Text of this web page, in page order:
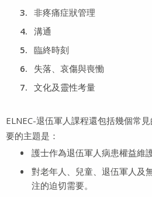
非疼痛症狀管理
溝通
臨終時刻
失落、哀傷與喪慟
文化及靈性考量
ELNEC-退伍軍人課程還包括幾個常
要的主題是：
護士作為退伍軍人病患權益維
對老年人、兒童、退伍軍人及
注的迫切需要。